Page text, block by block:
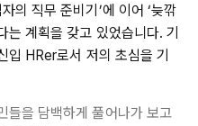
의 직무 준비기’에 이어 ‘늦깎
는 계획을 갖고 있었습니다. 기
입 HRer로서 저의 초심을 기
들을 담백하게 풀어나가 보고